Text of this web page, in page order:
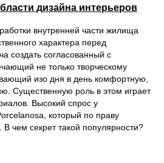
дизайна интерьеров
внутренней части жилища
характера перед
создать согласованный с
не только творческому
изо дня в день комфортную,
Существенную роль в этом играет
Высокий спрос у
который по праву
чем секрет такой популярности?